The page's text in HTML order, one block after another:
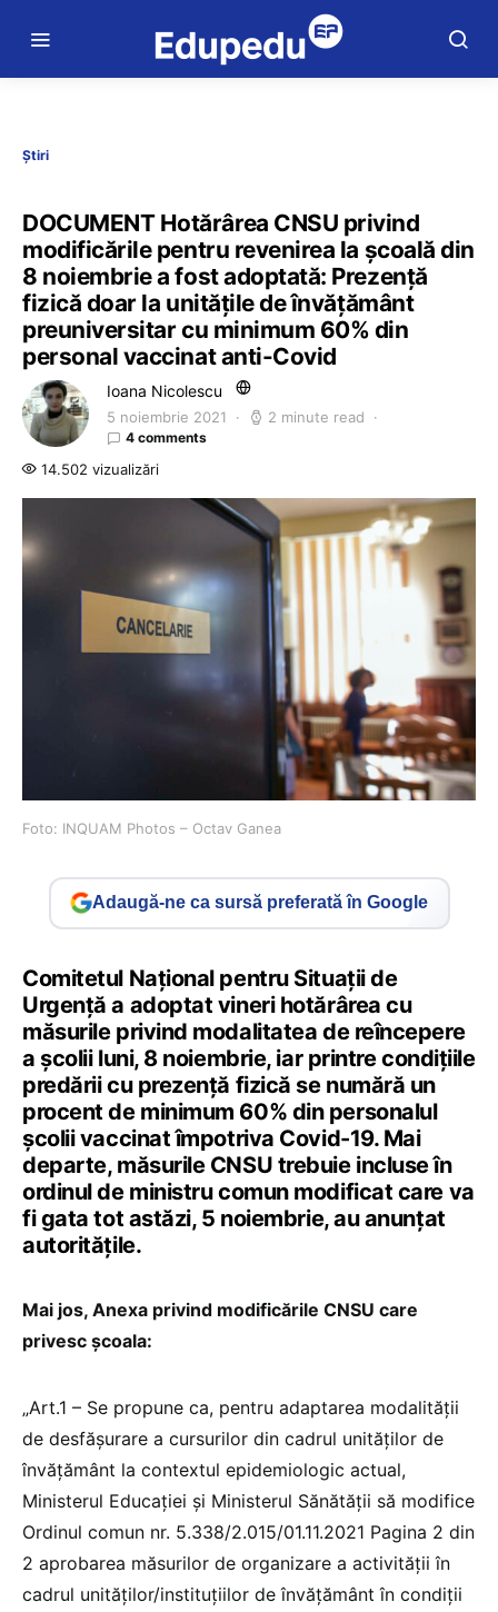
Știri
DOCUMENT Hotărârea CNSU privind
modificările pentru revenirea la școală din
8 noiembrie a fost adoptată: Prezență
fizică doar la unitățile de învățământ
preuniversitar cu minimum 60% din
personal vaccinat anti-Covid
Ioana Nicolescu
5 noiembrie 2021 2 minute read
4 comments
14.502 vizualizări
Foto: INQUAM Photos – Octav Ganea
Adaugă-ne ca sursă preferată în Google
Comitetul Național pentru Situații de
Urgență a adoptat vineri hotărârea cu
măsurile privind modalitatea de reîncepere
a școlii luni, 8 noiembrie, iar printre condițiile
predării cu prezență fizică se numără un
procent de minimum 60% din personalul
școlii vaccinat împotriva Covid-19. Mai
departe, măsurile CNSU trebuie incluse în
ordinul de ministru comun modificat care va
fi gata tot astăzi, 5 noiembrie, au anunțat
autoritățile.
Mai jos, Anexa privind modificările CNSU care
privesc școala:
„Art.1 – Se propune ca, pentru adaptarea modalității
de desfășurare a cursurilor din cadrul unităților de
învățământ la contextul epidemiologic actual,
Ministerul Educației și Ministerul Sănătății să modifice
Ordinul comun nr. 5.338/2.015/01.11.2021 Pagina 2 din
2 aprobarea măsurilor de organizare a activităţii în
cadrul unităţilor/instituţiilor de învăţământ în condiţii